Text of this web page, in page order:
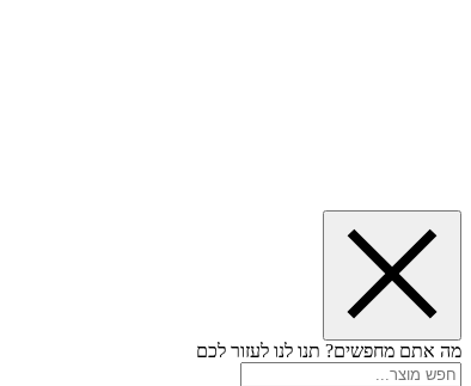
מה אתם מחפשים? תנו לנו לעזור לכם